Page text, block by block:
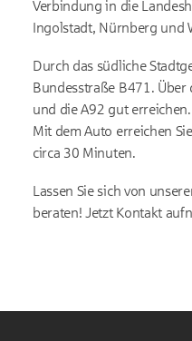
Verbindung in die
Ingolstadt, Nürnberg und
Durch das südliche
Bundesstraße B471. Über
und die A92 gut
Mit dem Auto erreichen
circa 30 Minuten.
Lassen Sie sich von
beraten! Jetzt Kontakt